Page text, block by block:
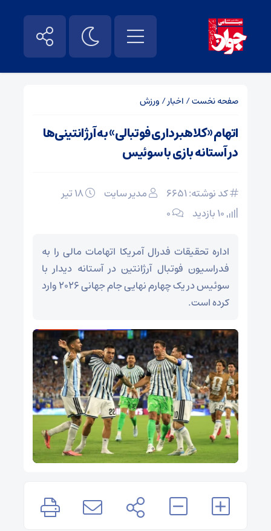
صفحه نخست/ اخبار/ ورزش
اتهام «کلاهبرداری فوتبالی» به آرژانتینی‌ها
در آستانه بازی با سوئیس
کد نوشته: 6651 مدیر سایت
۰
اداره تحقیقات فدرال آمریکا اتهامات مالی را به
فدراسیون فوتبال آرژانتین در آستانه دیدار با
سوئیس در یک چهارم نهایی جام جهانی ۲۰۲۶ وارد
کرده است.